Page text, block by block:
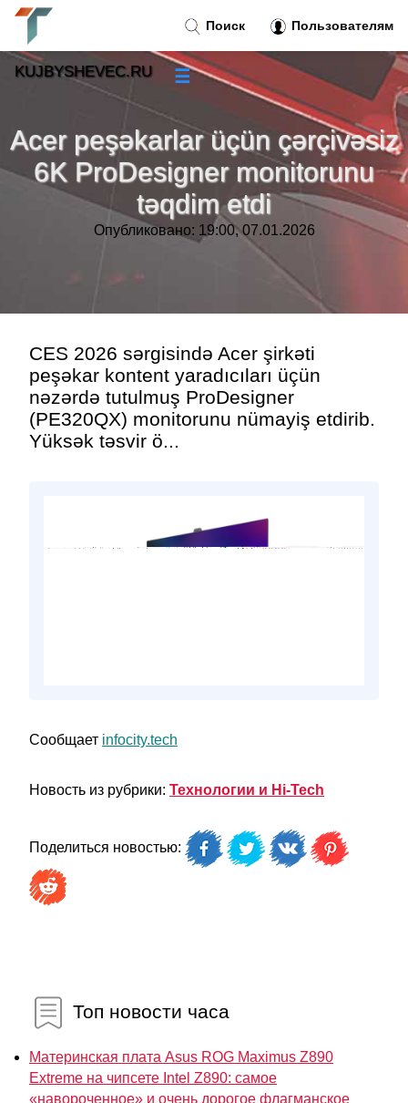
Acer peşəkarlar üçün çərçivəsiz
6K ProDesigner monitorunu
təqdim etdi
Опубликовано: 19:00, 07.01.2026
CES 2026 sərgisində Acer şirkəti
peşəkar kontent yaradıcıları üçün
nəzərdə tutulmuş ProDesigner
(PE320QX) monitorunu nümayiş etdirib.
Yüksək təsvir ö...
Сообщает infocity.tech
Новость из рубрики: Технологии и Hi-Tech
Поделиться новостью:
Топ новости часа
Материнская плата Asus ROG Maximus Z890
Extreme на чипсете Intel Z890: самое
«навороченное» и очень дорогое флагманское
Поиск Пользователям
KUJBYSHEVEC.RU ☰
Новости»
Тренды новостей»
Рубрики»
Контакт»